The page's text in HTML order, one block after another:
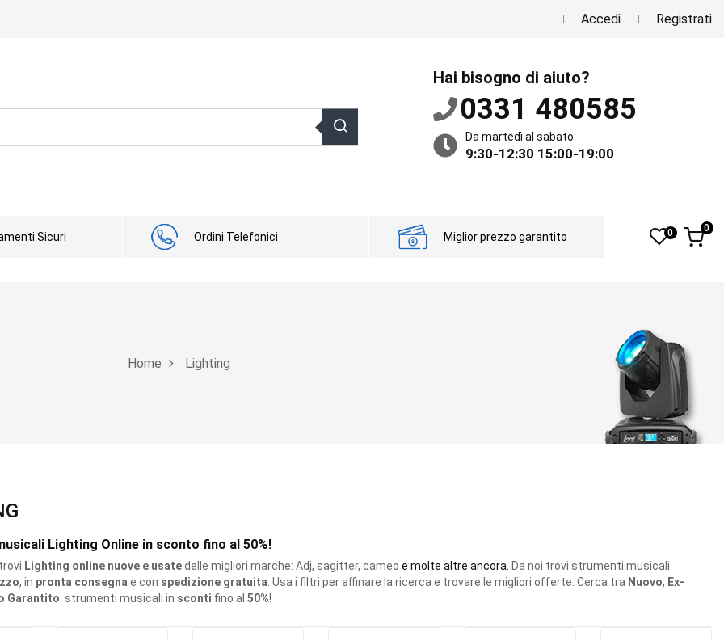
Accedi Registrati
Hai bisogno di aiuto?
0331 480585
Da martedì al sabato.
9:30-12:30 15:00-19:00
Sicuri Ordini Telefonici Miglior prezzo garantito 0 0
Home Lighting
Lighting Online in sconto fino al 50%!
Lighting online nuove e usatedelle migliori marche: Adj, sagitter, cameo e molte altre ancora. Da noi trovi strumenti musicali
, in pronta consegna e con spedizione gratuita . Usa i filtri per affinare la ricerca e trovare le migliori offerte. Cerca tra Nuovo, Ex-
Garantito: strumenti musicali in sconti fino al 50%!